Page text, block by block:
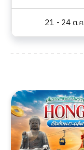
21 - 24 ต.